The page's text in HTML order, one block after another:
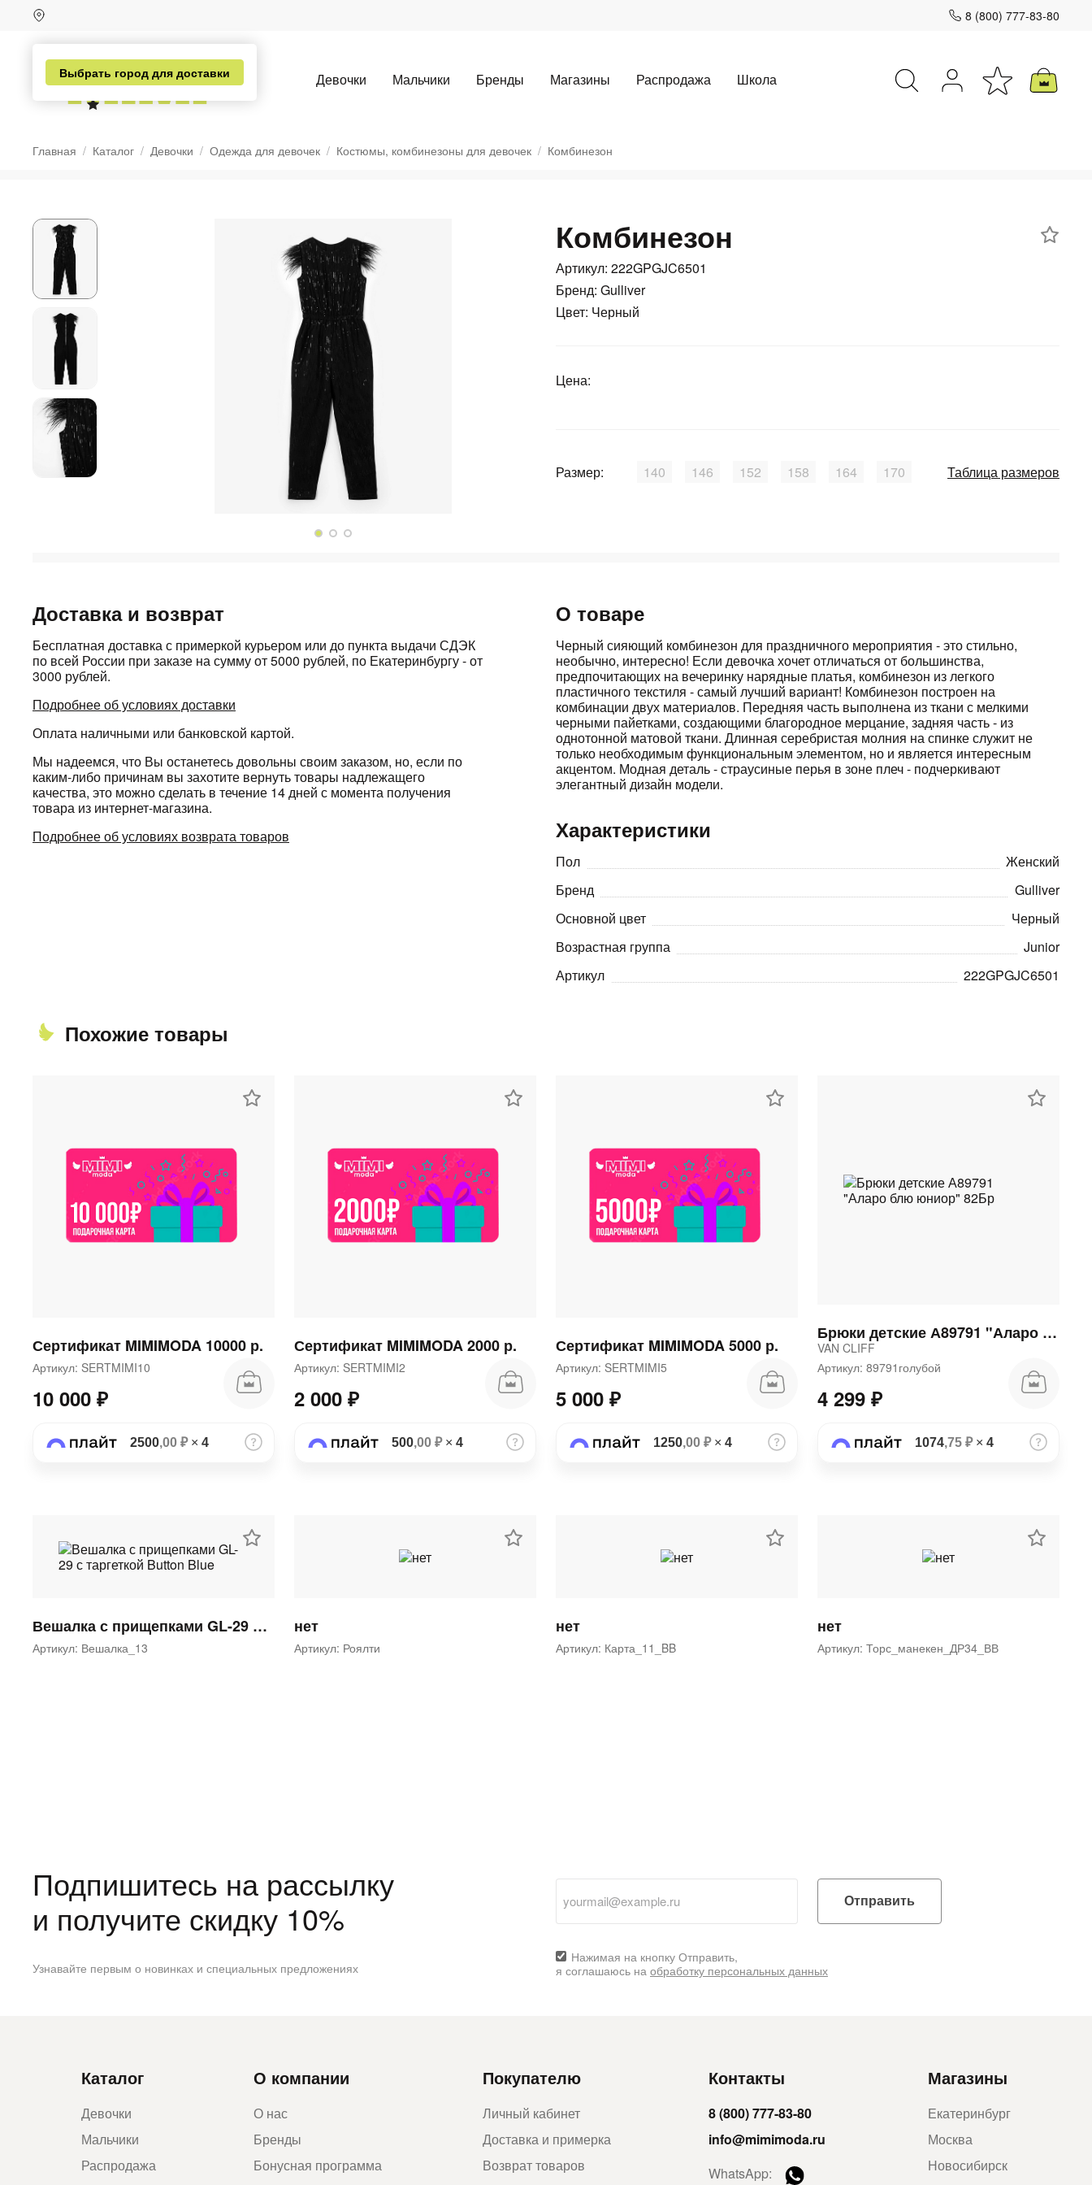
Выбрать город для доставки
8 (800) 777-83-80
Девочки Мальчики Бренды Магазины Распродажа Школа
Главная Каталог Девочки Одежда для девочек Костюмы, комбинезоны для девочек Комбинезон
Комбинезон
Артикул: 222GPGJC6501
Бренд: Gulliver
Цвет: Черный
Цена:
Размер: 140 146 152 158 164 170 Таблица размеров
Доставка и возврат
Бесплатная доставка с примеркой курьером или до пункта выдачи СДЭК
по всей России при заказе на сумму от 5000 рублей, по Екатеринбургу - от
3000 рублей.
Подробнее об условиях доставки
Оплата наличными или банковской картой.
Мы надеемся, что Вы останетесь довольны своим заказом, но, если по
каким-либо причинам вы захотите вернуть товары надлежащего
качества, это можно сделать в течение 14 дней с момента получения
товара из интернет-магазина.
Подробнее об условиях возврата товаров
О товаре
Черный сияющий комбинезон для праздничного мероприятия - это стильно,
необычно, интересно! Если девочка хочет отличаться от большинства,
предпочитающих на вечеринку нарядные платья, комбинезон из легкого
пластичного текстиля - самый лучший вариант! Комбинезон построен на
комбинации двух материалов. Передняя часть выполнена из ткани с мелкими
черными пайетками, создающими благородное мерцание, задняя часть - из
однотонной матовой ткани. Длинная серебристая молния на спинке служит не
только необходимым функциональным элементом, но и является интересным
акцентом. Модная деталь - страусиные перья в зоне плеч - подчеркивают
элегантный дизайн модели.
Характеристики
Пол
Женский
Бренд
Gulliver
Основной цвет
Черный
Возрастная группа
Junior
Артикул
222GPGJC6501
Похожие товары
Сертификат MIMIMODA 10000 р.
Артикул: SERTMIMI10
10 000 ₽
2500,00 ₽× 4
Сертификат MIMIMODA 2000 р.
Артикул: SERTMIMI2
2 000 ₽
500,00 ₽× 4
Сертификат MIMIMODA 5000 р.
Артикул: SERTMIMI5
5 000 ₽
1250,00 ₽× 4
Брюки детские А89791 "Аларо блю юниор" 82Бр
VAN CLIFF
Артикул: 89791голубой
4 299 ₽
1074,75 ₽× 4
Вешалка с прищепками GL-29 с таргеткой Button Blue
Артикул: Вешалка_13
нет
Артикул: Роялти
нет
Артикул: Карта_11_BB
нет
Артикул: Торс_манекен_ДР34_ВВ
Подпишитесь на рассылку
и получите скидку 10%
Узнавайте первым о новинках и специальных предложениях
Отправить
Нажимая на кнопку Отправить,
я соглашаюсь на обработку персональных данных
Каталог
Девочки
Мальчики
Распродажа
О компании
О нас
Бренды
Бонусная программа
Покупателю
Личный кабинет
Доставка и примерка
Возврат товаров
Контакты
8 (800) 777-83-80
info@mimimoda.ru
WhatsApp:
Магазины
Екатеринбург
Москва
Новосибирск
Для клиентов всех банков
Разбейте
на части без переплат
Оплачивайте сегодня только
% картой любого банка
выбранный способом
Оставшиеся
списываться
с вашей карты
каждые 2 недели
об оплате Плайтом
раз в 2 недели